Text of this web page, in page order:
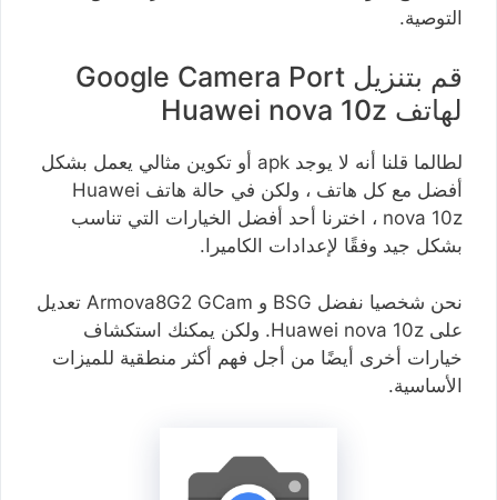
التوصية.
قم بتنزيل Google Camera Port
لهاتف Huawei nova 10z
لطالما قلنا أنه لا يوجد apk أو تكوين مثالي يعمل بشكل
أفضل مع كل هاتف ، ولكن في حالة هاتف Huawei
nova 10z ، اخترنا أحد أفضل الخيارات التي تناسب
بشكل جيد وفقًا لإعدادات الكاميرا.
نحن شخصيا نفضل BSG و Armova8G2 GCam تعديل
على Huawei nova 10z. ولكن يمكنك استكشاف
خيارات أخرى أيضًا من أجل فهم أكثر منطقية للميزات
الأساسية.